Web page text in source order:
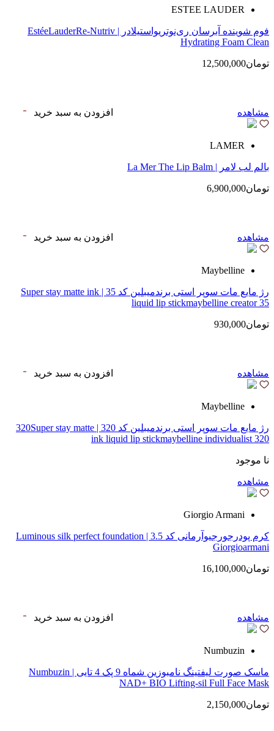
ESTEE LAUDER
فوم شوینده آبرسان ری‌نوتریواستیلادر | EstéeLauderRe-Nutriv
Hydrating Foam Clean
تومان12,500,000
مشاهده افزودن به سبد خرید
LAMER
بالم لب لامر | La Mer The Lip Balm
تومان6,900,000
مشاهده افزودن به سبد خرید
Maybelline
رژ مایع مات سوپر استی‌ برندمیبلین کد 35 | Super stay matte ink
liquid lip stickmaybelline creator 35
تومان930,000
مشاهده افزودن به سبد خرید
Maybelline
رژ مایع مات سوپر استی‌ برندمیبلین کد 320 | 320Super stay matte
ink liquid lip stickmaybelline individualist 320
نا موجود
مشاهده
Giorgio Armani
کرم پودرجورجیوآرمانی کد 3.5 | Luminous silk perfect foundation
Giorgioarmani
تومان16,100,000
مشاهده افزودن به سبد خرید
Numbuzin
ماسک صورت لیفتینگ نامبوزین شماه 9 پک 4 تایی | Numbuzin
NAD+ BIO Lifting-sil Full Face Mask
تومان2,150,000